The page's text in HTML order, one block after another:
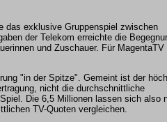
das exklusive Gruppenspiel zwischen
der Telekom erreichte die
und Zuschauer. Für MagentaTV
"in der Spitze". Gemeint ist der
nicht die durchschnittliche
Die 6,5 Millionen lassen sich also
TV-Quoten vergleichen.